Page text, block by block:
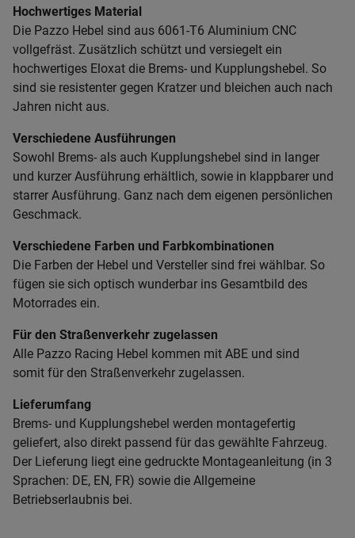
Hochwertiges Material
Die Pazzo Hebel sind aus 6061-T6 Aluminium CNC
vollgefräst. Zusätzlich schützt und versiegelt ein
hochwertiges Eloxat die Brems- und Kupplungshebel. So
sind sie resistenter gegen Kratzer und bleichen auch nach
Jahren nicht aus.
Verschiedene Ausführungen
Sowohl Brems- als auch Kupplungshebel sind in langer
und kurzer Ausführung erhältlich, sowie in klappbarer und
starrer Ausführung. Ganz nach dem eigenen persönlichen
Geschmack.
Verschiedene Farben und Farbkombinationen
Die Farben der Hebel und Versteller sind frei wählbar. So
fügen sie sich optisch wunderbar ins Gesamtbild des
Motorrades ein.
Für den Straßenverkehr zugelassen
Alle Pazzo Racing Hebel kommen mit ABE und sind
somit für den Straßenverkehr zugelassen.
Lieferumfang
Brems- und Kupplungshebel werden montagefertig
geliefert, also direkt passend für das gewählte Fahrzeug.
Der Lieferung liegt eine gedruckte Montageanleitung (in 3
Sprachen: DE, EN, FR) sowie die Allgemeine
Betriebserlaubnis bei.